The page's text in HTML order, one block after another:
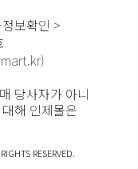
보확인
당사자가 아니
해 인제몰은
RESERVED.